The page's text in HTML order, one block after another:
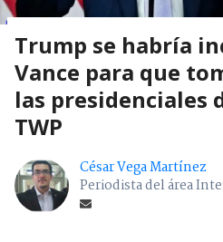
Trump se habría
Vance para que
las presidenciales
TWP
César Vega Martínez
Periodista del área